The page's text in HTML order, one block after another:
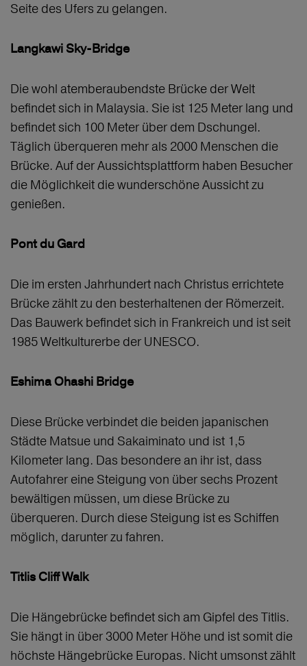
Seite des Ufers zu gelangen.
Langkawi Sky-Bridge
Die wohl atemberaubendste Brücke der Welt
befindet sich in Malaysia. Sie ist 125 Meter lang und
befindet sich 100 Meter über dem Dschungel.
Täglich überqueren mehr als 2000 Menschen die
Brücke. Auf der Aussichtsplattform haben Besucher
die Möglichkeit die wunderschöne Aussicht zu
genießen.
Pont du Gard
Die im ersten Jahrhundert nach Christus errichtete
Brücke zählt zu den besterhaltenen der Römerzeit.
Das Bauwerk befindet sich in Frankreich und ist seit
1985 Weltkulturerbe der UNESCO.
Eshima Ohashi Bridge
Diese Brücke verbindet die beiden japanischen
Städte Matsue und Sakaiminato und ist 1,5
Kilometer lang. Das besondere an ihr ist, dass
Autofahrer eine Steigung von über sechs Prozent
bewältigen müssen, um diese Brücke zu
überqueren. Durch diese Steigung ist es Schiffen
möglich, darunter zu fahren.
Titlis Cliff Walk
Die Hängebrücke befindet sich am Gipfel des Titlis.
Sie hängt in über 3000 Meter Höhe und ist somit die
höchste Hängebrücke Europas. Nicht umsonst zählt